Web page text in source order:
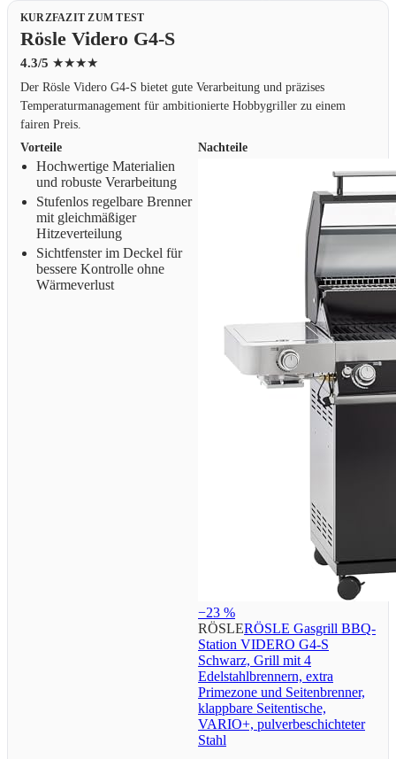
KURZFAZIT ZUM TEST
Rösle Videro G4-S
4.3/5 ★★★★
Der Rösle Videro G4-S bietet gute Verarbeitung und präzises
Temperaturmanagement für ambitionierte Hobbygriller zu einem
fairen Preis.
Vorteile
Hochwertige Materialien
und robuste Verarbeitung
Stufenlos regelbare Brenner
mit gleichmäßiger
Hitzeverteilung
Sichtfenster im Deckel für
bessere Kontrolle ohne
Wärmeverlust
Nachteile
−23 %
RÖSLERÖSLE Gasgrill BBQ-
Station VIDERO G4-S
Schwarz, Grill mit 4
Edelstahlbrennern, extra
Primezone und Seitenbrenner,
klappbare Seitentische,
VARIO+, pulverbeschichteter
Stahl